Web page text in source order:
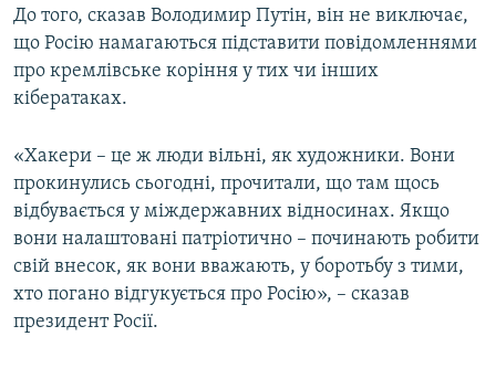
До того, сказав Володимир Путін, він не виключає,
що Росію намагаються підставити повідомленнями
про кремлівське коріння у тих чи інших
кібератаках.
«Хакери – це ж люди вільні, як художники. Вони
прокинулись сьогодні, прочитали, що там щось
відбувається у міждержавних відносинах. Якщо
вони налаштовані патріотично – починають робити
свій внесок, як вони вважають, у боротьбу з тими,
хто погано відгукується про Росію», – сказав
президент Росії.